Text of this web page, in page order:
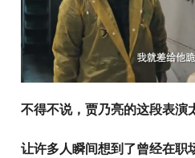
不得不说，贾乃亮的这段表演
让许多人瞬间想到了曾经在职